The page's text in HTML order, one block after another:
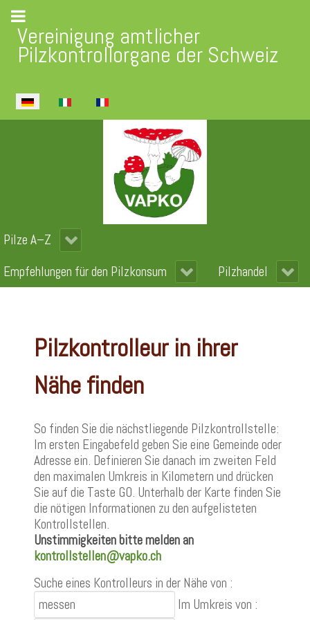
Vereinigung amtlicher
Pilzkontrollorgane der Schweiz
Sprache auswählen
Pilze A–Z
Empfehlungen für den Pilzkonsum
Pilzhandel
Pilzkontrolleur in ihrer
Nähe finden
So finden Sie die nächstliegende Pilzkontrollstelle:
Im ersten Eingabefeld geben Sie eine Gemeinde oder
Adresse ein. Definieren Sie danach im zweiten Feld
den maximalen Umkreis in Kilometern und drücken
Sie auf die Taste GO. Unterhalb der Karte finden Sie
die nötigen Informationen zu den aufgelisteten
Kontrollstellen.
Unstimmigkeiten bitte melden an
kontrollstellen@vapko.ch
Suche eines Kontrolleurs in der Nähe von :
Im Umkreis von :